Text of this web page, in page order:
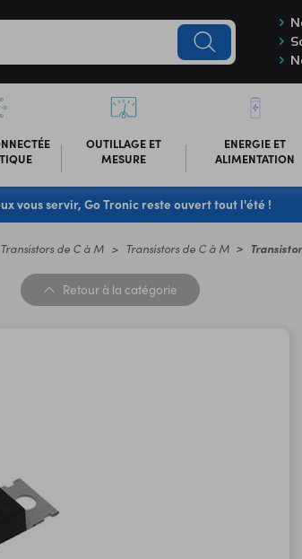
OUTILLAGE ET
MESURE
ENERGIE ET
ALIMENTATION
vous servir, Go Tronic reste ouvert tout l'été !
Transistors de C à M Transistors de C à M
Retour à la catégorie